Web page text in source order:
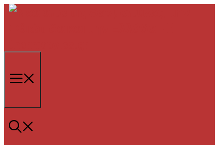
Μετάβαση